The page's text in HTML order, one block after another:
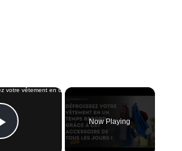
×
Play Video
Now Playing